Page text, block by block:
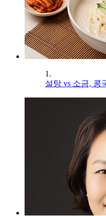
1.
설탕 vs 소금, 콩